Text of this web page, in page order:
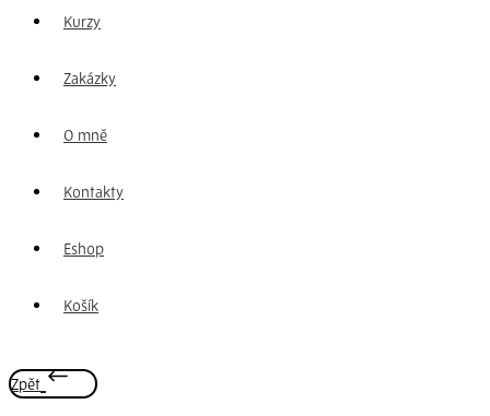
Kurzy
Zakázky
O mně
Kontakty
Eshop
Košík
Zpět